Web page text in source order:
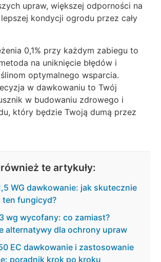
upraw, większej odporności na
kondycji ogrodu przez cały
0,1% przy każdym zabiegu to
na uniknięcie błędów i
optymalnego wsparcia.
w dawkowaniu to Twój
w budowaniu zdrowego i
który będzie Twoją dumą przez
te artykuły:
WG dawkowanie: jak skutecznie
ten fungicyd?
wg wycofany: co zamiast?
alternatywy dla ochrony upraw
EC dawkowanie i zastosowanie
poradnik krok po kroku